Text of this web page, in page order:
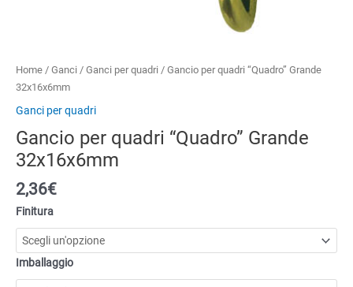
Home / Ganci / Ganci per quadri / Gancio per quadri “Quadro” Grande
32x16x6mm
Ganci per quadri
Gancio per quadri “Quadro” Grande
32x16x6mm
2,36€
Finitura
Imballaggio